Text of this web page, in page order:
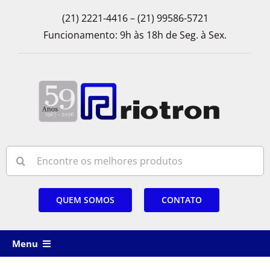
(21) 2221-4416 – (21) 99586-5721
Funcionamento: 9h às 18h de Seg. à Sex.
for:
QUEM SOMOS CONTATO
Menu